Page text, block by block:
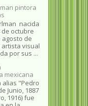
pintora
nacida
de octubre
agosto de
artista visual
por sus ...
mexicana
alias "Pedro
Junio, 1887
1916) fue